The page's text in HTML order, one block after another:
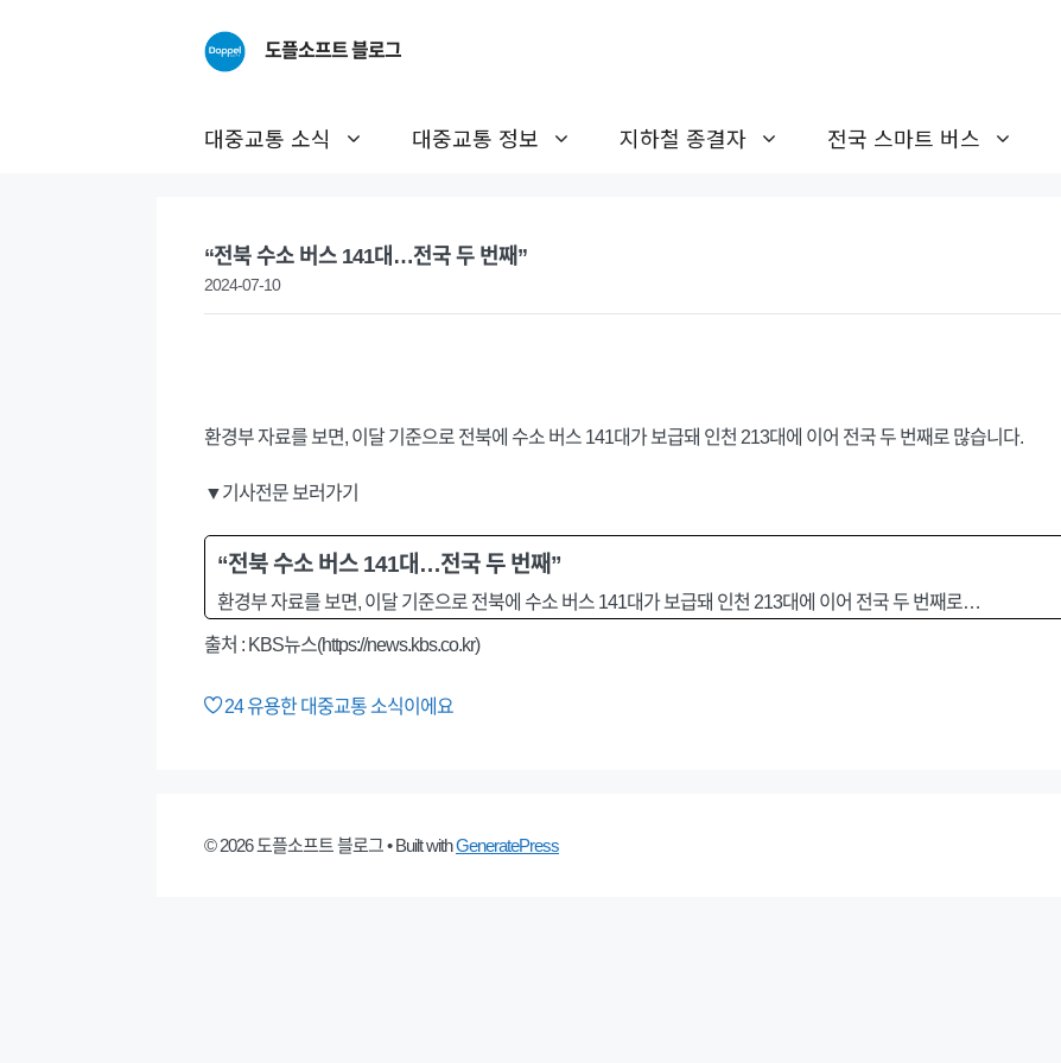
도플소프트 블로그
대중교통 소식 대중교통 정보 지하철 종결자 전국 스마트 버스
“전북 수소 버스 141대…전국 두 번째”
2024-07-10
환경부 자료를 보면, 이달 기준으로 전북에 수소 버스 141대가 보급돼 인천 213대에 이어 전국 두 번째로 많습니다.
▼기사전문 보러가기
“전북 수소 버스 141대…전국 두 번째”
환경부 자료를 보면, 이달 기준으로 전북에 수소 버스 141대가 보급돼 인천 213대에 이어 전국 두 번째로…
출처 : KBS뉴스(https://news.kbs.co.kr)
24유용한 대중교통 소식이에요
© 2026 도플소프트 블로그• Built withGeneratePress